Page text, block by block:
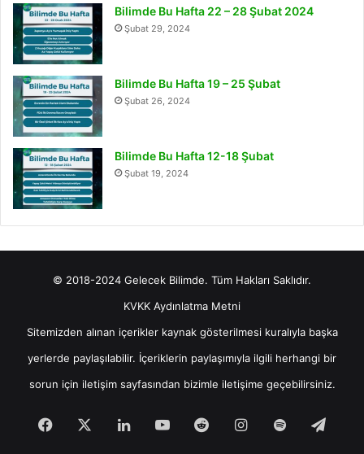
Bilimde Bu Hafta 22 – 28 Şubat 2024
Şubat 29, 2024
Bilimde Bu Hafta 19 – 25 Şubat
Şubat 26, 2024
Bilimde Bu Hafta 12-18 Şubat
Şubat 19, 2024
© 2018-2024 Gelecek Bilimde. Tüm Hakları Saklıdır.
KVKK Aydınlatma Metni
Sitemizden alınan içerikler kaynak gösterilmesi kuralıyla başka
yerlerde paylaşılabilir. İçeriklerin paylaşımıyla ilgili herhangi bir
sorun için iletişimsayfasından bizimle iletişime geçebilirsiniz.
Facebook LinkedInYouTubeRedditInstagram
Spotify